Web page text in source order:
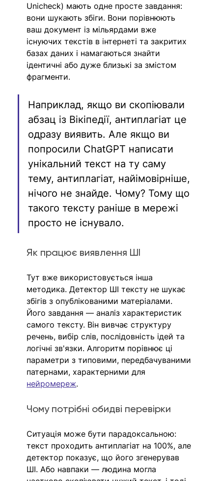
Unicheck) мають одне просте завдання:
вони шукають збіги. Вони порівнюють
ваш документ із мільярдами вже
існуючих текстів в інтернеті та закритих
базах даних і намагаються знайти
ідентичні або дуже близькі за змістом
фрагменти.
Наприклад, якщо ви скопіювали
абзац із Вікіпедії, антиплагіат це
одразу виявить. Але якщо ви
попросили ChatGPT написати
унікальний текст на ту саму
тему, антиплагіат, найімовірніше,
нічого не знайде. Чому? Тому що
такого тексту раніше в мережі
просто не існувало.
Як працює виявлення ШІ
Тут вже використовується інша
методика. Детектор ШІ тексту не шукає
збігів з опублікованими матеріалами.
Його завдання — аналіз характеристик
самого тексту. Він вивчає структуру
речень, вибір слів, послідовність ідей та
логічні зв'язки. Алгоритм порівнює ці
параметри з типовими, передбачуваними
патернами, характерними для
нейромереж.
Чому потрібні обидві перевірки
Ситуація може бути парадоксальною:
текст проходить антиплагіат на 100%, але
детектор показує, що його згенерував
ШІ. Або навпаки — людина могла